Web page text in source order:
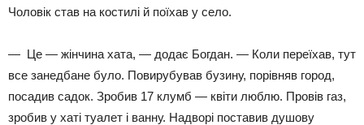
Чоловік став на костилі й поїхав у село.
— Це — жінчина хата, — додає Богдан. — Коли переїхав, тут
все занедбане було. Повирубував бузину, порівняв город,
посадив садок. Зробив 17 клумб — квіти люблю. Провів газ,
зробив у хаті туалет і ванну. Надворі поставив душову